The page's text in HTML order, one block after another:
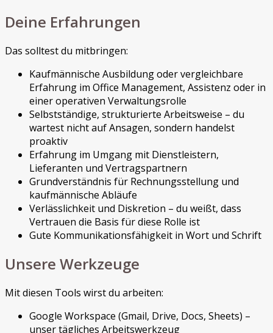
Deine Erfahrungen
Das solltest du mitbringen:
Kaufmännische Ausbildung oder vergleichbare
Erfahrung im Office Management, Assistenz oder in
einer operativen Verwaltungsrolle
Selbstständige, strukturierte Arbeitsweise – du
wartest nicht auf Ansagen, sondern handelst
proaktiv
Erfahrung im Umgang mit Dienstleistern,
Lieferanten und Vertragspartnern
Grundverständnis für Rechnungsstellung und
kaufmännische Abläufe
Verlässlichkeit und Diskretion – du weißt, dass
Vertrauen die Basis für diese Rolle ist
Gute Kommunikationsfähigkeit in Wort und Schrift
Unsere Werkzeuge
Mit diesen Tools wirst du arbeiten:
Google Workspace (Gmail, Drive, Docs, Sheets) –
unser tägliches Arbeitswerkzeug